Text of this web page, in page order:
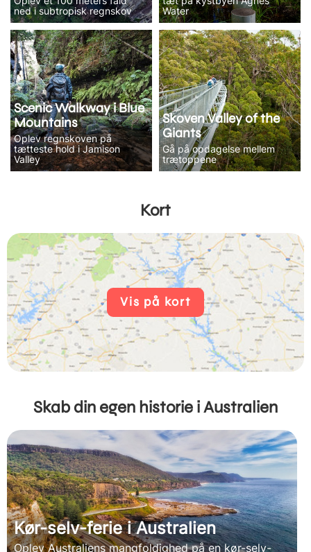
ned i subtropisk regnskov
Water
Scenic Walkway i Blue
Mountains
Oplev regnskoven på
tætteste hold i Jamison
Valley
Skoven Valley of the
Giants
Gå på opdagelse mellem
trætoppene
Kort
Vis på kort
Skab din egen historie i Australien
Kør-selv-ferie i Australien
Oplev Australiens mangfoldighed på en kør-selv-